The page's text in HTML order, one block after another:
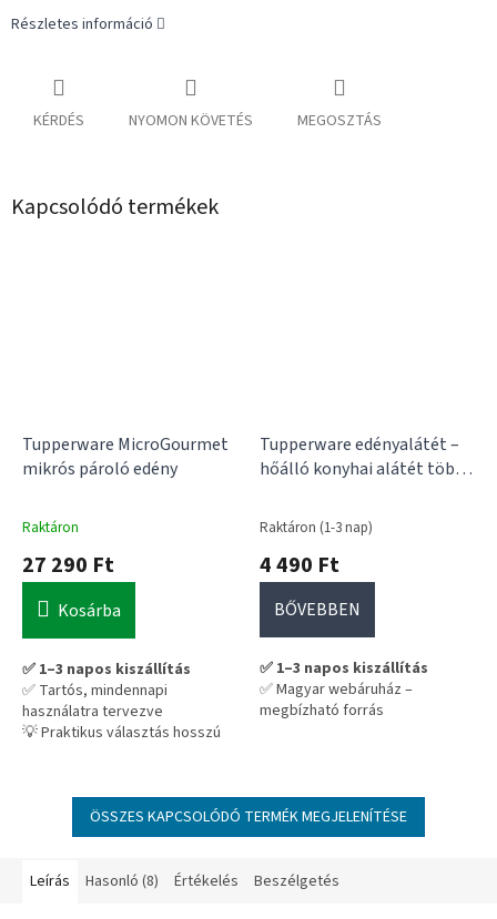
Részletes információ
KÉRDÉS NYOMON KÖVETÉS MEGOSZTÁS
Kapcsolódó termékek
Tupperware MicroGourmet
mikrós pároló edény
Raktáron
27 290 Ft
Kosárba
✅ 1–3 napos kiszállítás
✅ Tartós, mindennapi
használatra tervezve
💡 Praktikus választás hosszú
Tupperware edényalátét –
hőálló konyhai alátét több
Raktáron (1-3 nap)
4 490 Ft
BŐVEBBEN
✅ 1–3 napos kiszállítás
✅ Magyar webáruház –
megbízható forrás
ÖSSZES KAPCSOLÓDÓ TERMÉK MEGJELENÍTÉSE
Leírás Hasonló (8) Értékelés Beszélgetés